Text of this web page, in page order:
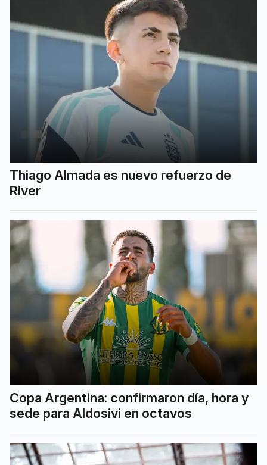
Thiago Almada es nuevo refuerzo de
River
Copa Argentina: confirmaron día, hora y
sede para Aldosivi en octavos